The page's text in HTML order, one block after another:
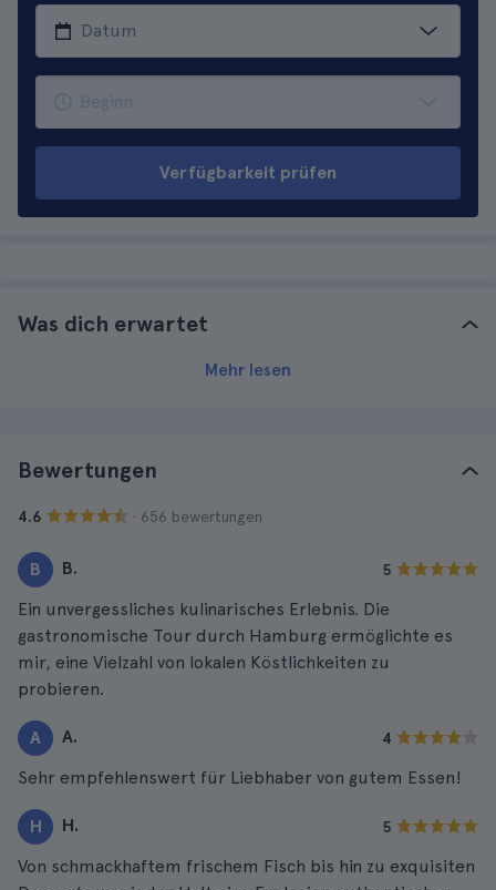
Verfügbarkeit prüfen
Was dich erwartet
Mehr lesen
Bewertungen
4.6 · 656 bewertungen
B B. 5
Ein unvergessliches kulinarisches Erlebnis. Die
gastronomische Tour durch Hamburg ermöglichte es
mir, eine Vielzahl von lokalen Köstlichkeiten zu
probieren.
A A. 4
Sehr empfehlenswert für Liebhaber von gutem Essen!
H H. 5
Von schmackhaftem frischem Fisch bis hin zu exquisiten